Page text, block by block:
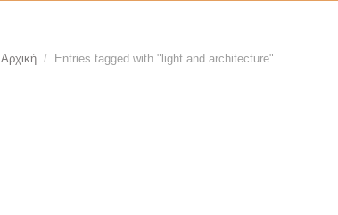
You are here:
Αρχική Entries tagged with "light and architecture"